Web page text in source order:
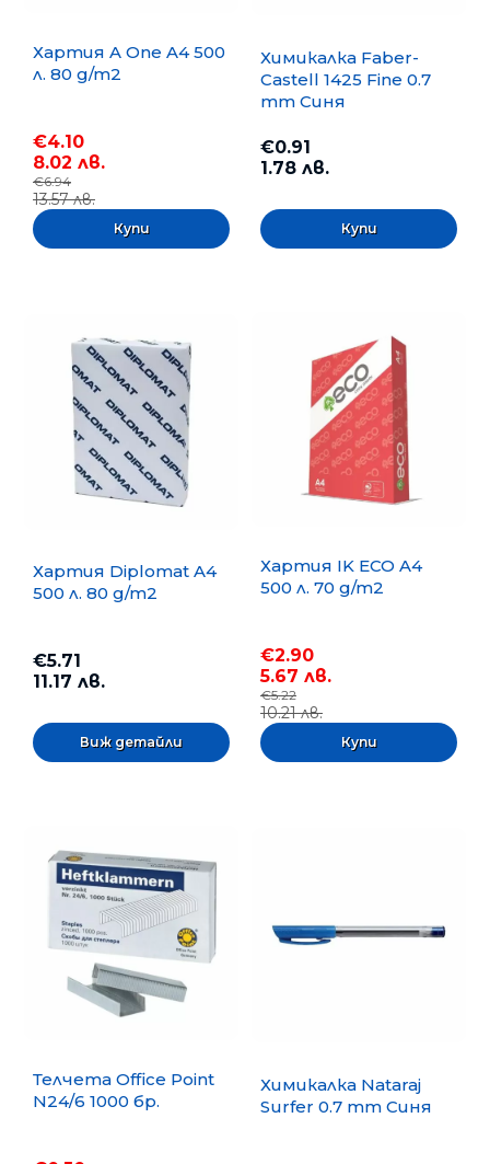
Хартия A One A4 500
л. 80 g/m2
€4.10
8.02 лв.
€6.94
13.57 лв.
Химикалка Faber-
Castell 1425 Fine 0.7
mm Синя
€0.91
1.78 лв.
Хартия Diplomat A4
500 л. 80 g/m2
€5.71
11.17 лв.
Виж детайли
Хартия IK ECO A4
500 л. 70 g/m2
€2.90
5.67 лв.
€5.22
10.21 лв.
Телчета Office Point
N24/6 1000 бр.
Химикалка Nataraj
Surfer 0.7 mm Синя